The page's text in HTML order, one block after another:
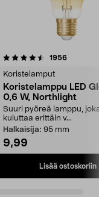
1956
Koristelamput
Koristelamppu LED
0,6 W, Northlight
Suuri pyöreä lamppu,
kuluttaa erittäin v...
Halkaisija: 95 mm
9,99
Lisää ostoskoriin
4.5 viidestä